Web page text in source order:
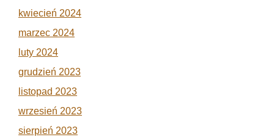
kwiecień 2024
marzec 2024
luty 2024
grudzień 2023
listopad 2023
wrzesień 2023
sierpień 2023